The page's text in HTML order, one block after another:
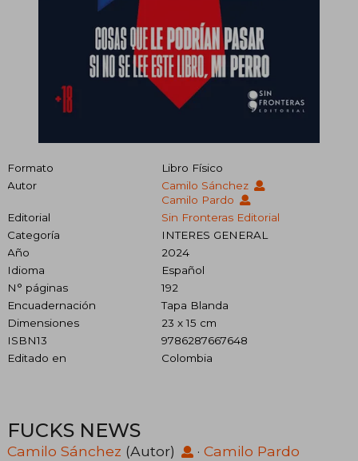
Formato
Libro Físico
Autor
Camilo Sánchez
Camilo Pardo
Editorial
Sin Fronteras Editorial
Categoría
INTERES GENERAL
Año
2024
Idioma
Español
N° páginas
192
Encuadernación
Tapa Blanda
Dimensiones
23 x 15 cm
ISBN13
9786287667648
Editado en
Colombia
FUCKS NEWS
Camilo Sánchez (Autor) · Camilo Pardo